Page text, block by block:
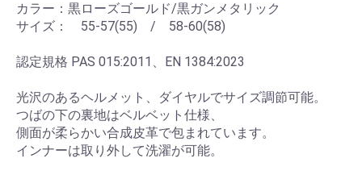
カラー：黒ローズゴールド/黒ガンメタリック
サイズ： 55-57(55) / 58-60(58)
認定規格 PAS 015:2011、EN 1384:2023
光沢のあるヘルメット、ダイヤルでサイズ調節可能。
つばの下の裏地はベルベット仕様、
側面が柔らかい合成皮革で包まれています。
インナーは取り外して洗濯が可能。